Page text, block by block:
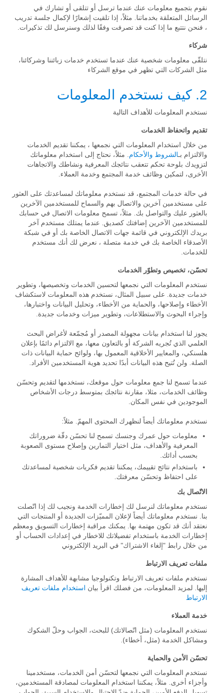
نقوم بتجميع معلومات عنك عندما ترسل أو تتلقى أو تشارك في
الرسائل المتعلقة بخدماتنا. مثلاً، إذا تلقيت إشعارًا لإكمال جلسة تدريب
، فنحن نتتبع ما إذا كنت قد تصرفت وفقًا لذلك وسنرسل لك تذكيرات.
شركاء
نتلقّى معلومات شخصية عنك عندما تستخدم خدمات زبائننا وشركائنا،
مثل الشركات التي تظهر في موقع الشركاء
2. كيف نستخدم المعلومات
نستخدم المعلومات للأهداف التالية
تقديم واتحفاظ الخدمات
من خلال استخدام المعلومات التي نجمعها ، يمكننا تقديم الخدمات
والالتزام بـالشروط والأحكام . مثلاً، نحتاج إلى استخدام معلوماتك
لتزويدك بلوحة تحكم تتعقب نتائجك المعرفية ونشاطك والاتجاهات
الأخرى، لتمكين وظائف خدمة المجتمع وخدمة العملاء.
في حالة خدمات المجتمع، قد نستخدم معلوماتك لمساعدتك على العثور
على مستخدمين آخرين والاتصال بهم والسماح للمستخدمين الآخرين
بالعثور عليك والتواصل بك. مثلاً، تسمح معلومات الاتصال في حسابك
للمستخدمين الآخرين إضافتك كصديق. عندما يمتلك مستخدم آخر
بريدك الإلكتروني في قائمة جهات الاتصال الخاصة بك أو في شبكة
الأصدقاء الخاصة بك في خدمة متصلة ، نعرض لك أنك مستخدم
للخدمات.
تحسّن، تخصيص وتطوّر الخدمات
نستخدم المعلومات التي نجمعها لتحسين الخدمات وتخصيصها، وتطوير
خدمات جديدة. على سبيل المثال، نستخدم هذه المعلومات لاستكشاف
الأخطاء وإصلاحها، والحماية من الأخطاء، وتحليل البيانات واختبارها،
وإجراء البحوث والاستطلاعات، وتطوير ميزات وخدمات جديدة.
يجوز لنا استخدام بيانات مجهولة المصدر أو مُجمّعة لأغراض البحث
العلمي الذي تُجريه الشركة أو بالتعاون معها، مع الالتزام دائمًا بإعلان
هلسنكي، والمعايير الأخلاقية المعمول بها، ولوائح حماية البيانات ذات
الصلة. ولن تُتيح هذه البيانات أبدًا تحديد هوية المستخدمين الأفراد.
عندما تسمح لنا جمع معلومات حول موقعك، نستخدمها لتقديم وتحسّن
وظائف الخدمات، مثلا، مقارنة نتائجك بمتوسط درجات الأشخاص
الموجودين في نفس المكان.
نستخدم معلوماتك أيضاً لنظهرك المحتوى المهمّ. مثلاً:
معلومات حول عمرك وجنسك تسمح لنا تحسّن دقّة ضروراتك
المعرفية والأهداف، مثل اختيار التمارين وإصلاح مستوى الصعوبة
بحسب أدائك.
باستخدام نتائج تقييمك، يمكننا تقديم فكريات شخصية لمساعدتك
على احتفاظ وتحسّن معرفتك.
الاتّصال بك
نستخدم معلوماتك لنرسل لك إخطارات الخدمة ونجيب لك إذا اتّصلت
بنا. نستخدم معلوماتك أيضاً لإعلان المميّزات الجديدة أو المنتجات التي
نعتقد أنك قد تكون مهتمة بها. يمكنك مراقبة إخطارات التسويق ومعظم
إخطارات الخدمة باستخدام تفضيلاتك للاخطار في إعدادات الحساب أو
من خلال رابط "إلغاء الاشتراك" في البريد الإلكتروني
ملفات تعريف الارتباط
نستخدم ملفات تعريف الارتباط وتكنولوجيا مشابهة للأهداف المشارة
إليها. لمزيد المعلومات، من فضلك اقرأ بيان استخدام ملفات تعريف
الارتباط
خدمة العملاء
نستخدم المعلومات (مثل اتّصالاتك) للبحث، الجواب وحلّ الشكوك
ومشاكل الخدمة (مثل، أخطاء).
تحسّن الأمن والحماية
نستخدم المعلومات التي نجمعها لتحسّن أمن الخدمات، مستخدمينا
وأجزاء أخرى. مثلاً، يمكننا استخدام المعلومات لمصادقة المستخدمين،